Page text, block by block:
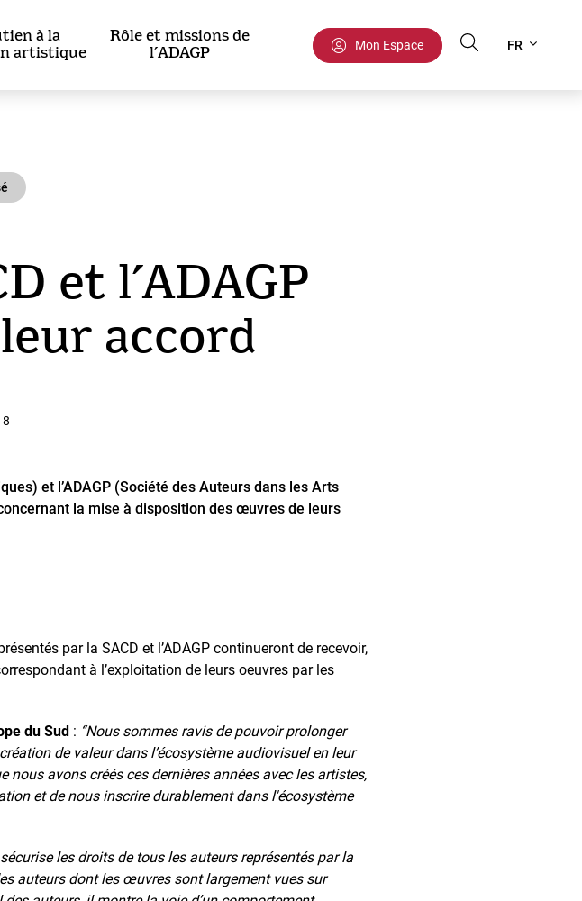
à la
artistique
Rôle et missions de
l’ADAGP
Mon Espace
your
FR
et l’ADAGP
accord
et l’ADAGP (Société des Auteurs dans les Arts
la mise à disposition des œuvres de leurs
par la SACD et l’ADAGP continueront de recevoir,
à l’exploitation de leurs oeuvres par les
du Sud : “Nous sommes ravis de pouvoir prolonger
de valeur dans l’écosystème audiovisuel en leur
avons créés ces dernières années avec les artistes,
et de nous inscrire durablement dans l'écosystème
les droits de tous les auteurs représentés par la
auteurs dont les œuvres sont largement vues sur